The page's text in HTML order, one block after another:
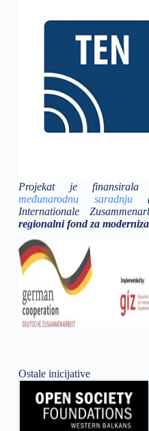
Projekat je
međunarodnu saradnju
Internationale
regionalni fond za
Ostale inicijative